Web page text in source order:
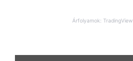
Árfolyamok: TradingView